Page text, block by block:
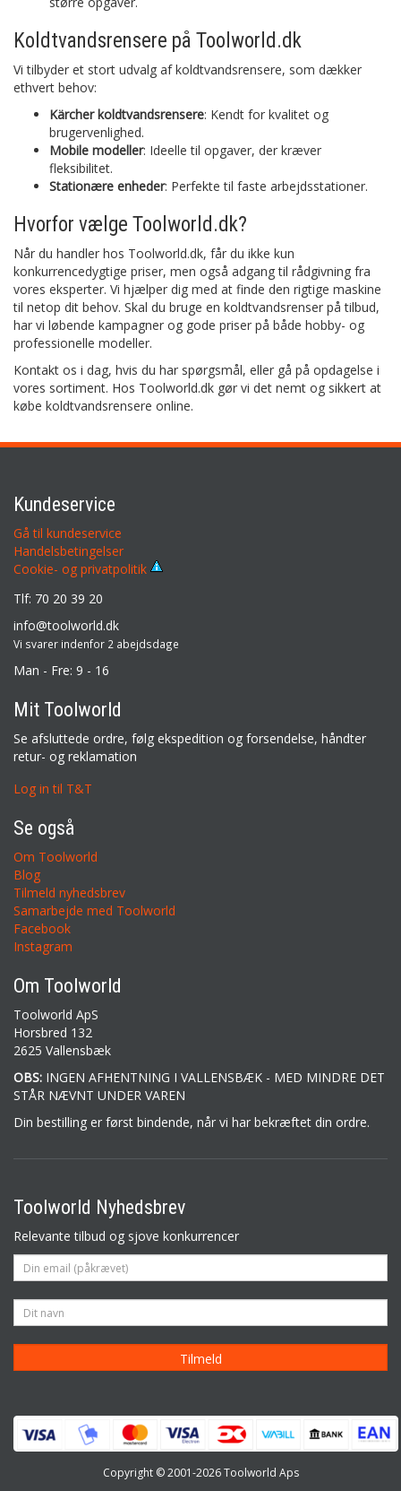
Koldtvandsrensere på Toolworld.dk
Vi tilbyder et stort udvalg af koldtvandsrensere, som dækker
ethvert behov:
Kärcher koldtvandsrensere: Kendt for kvalitet og
brugervenlighed.
Mobile modeller: Ideelle til opgaver, der kræver
fleksibilitet.
Stationære enheder: Perfekte til faste arbejdsstationer.
Hvorfor vælge Toolworld.dk?
Når du handler hos Toolworld.dk, får du ikke kun
konkurrencedygtige priser, men også adgang til rådgivning fra
vores eksperter. Vi hjælper dig med at finde den rigtige maskine
til netop dit behov. Skal du bruge en koldtvandsrenser på tilbud,
har vi løbende kampagner og gode priser på både hobby- og
professionelle modeller.
Kontakt os i dag, hvis du har spørgsmål, eller gå på opdagelse i
vores sortiment. Hos Toolworld.dk gør vi det nemt og sikkert at
købe koldtvandsrensere online.
Kundeservice
Gå til kundeservice
Handelsbetingelser
Cookie- og privatpolitik
Tlf: 70 20 39 20
info@toolworld.dk
Vi svarer indenfor 2 abejdsdage
Man - Fre: 9 - 16
Mit Toolworld
Se afsluttede ordre, følg ekspedition og forsendelse, håndter
retur- og reklamation
Log in til T&T
Se også
Om Toolworld
Blog
Tilmeld nyhedsbrev
Samarbejde med Toolworld
Facebook
Instagram
Om Toolworld
Toolworld ApS
Horsbred 132
2625 Vallensbæk
OBS: INGEN AFHENTNING I VALLENSBÆK - MED MINDRE DET
STÅR NÆVNT UNDER VAREN
Din bestilling er først bindende, når vi har bekræftet din ordre.
Toolworld Nyhedsbrev
Relevante tilbud og sjove konkurrencer
Copyright © 2001-2026 Toolworld Aps